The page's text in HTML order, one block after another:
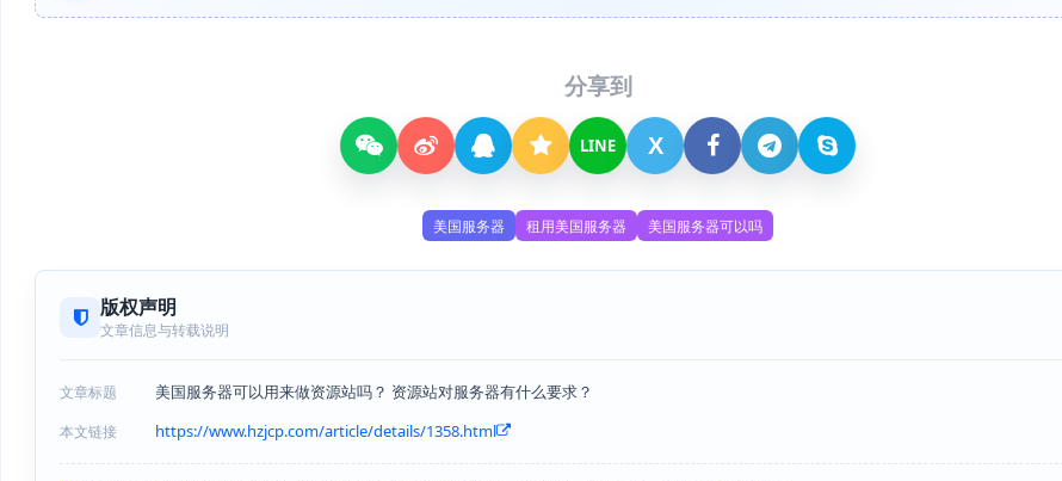
分享到
LINE X
美国服务器 租用美国服务器 美国服务器可以吗
版权声明
文章信息与转载说明
文章标题 美国服务器可以用来做资源站吗？ 资源站对服务器有什么要求？
本文链接 https://www.hzjcp.com/article/details/1358.html